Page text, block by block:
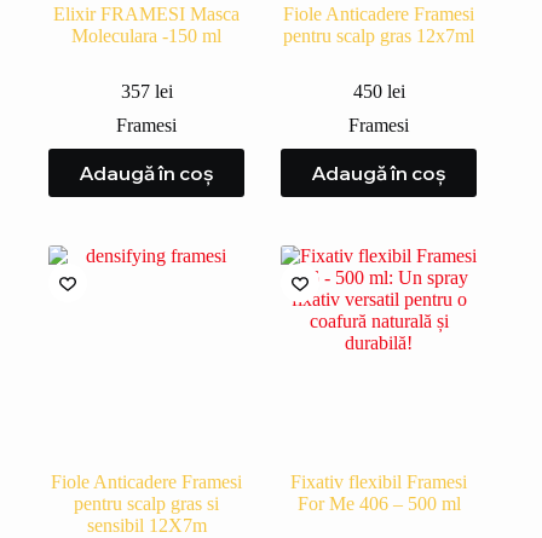
Elixir FRAMESI Masca
Moleculara -150 ml
357 lei
Framesi
Adaugă în coș
Fiole Anticadere Framesi
pentru scalp gras 12x7ml
450 lei
Framesi
Adaugă în coș
Fiole Anticadere Framesi
pentru scalp gras si
sensibil 12X7m
Fixativ flexibil Framesi
For Me 406 – 500 ml